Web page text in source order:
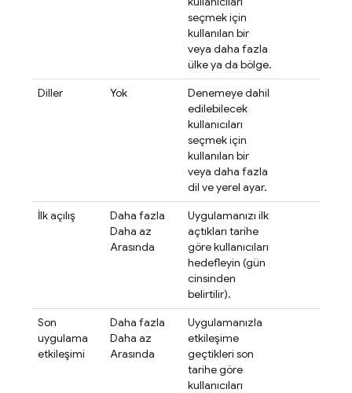
seçmek için
kullanılan bir
veya daha fazla
ülke ya da bölge.
Diller
Yok
Denemeye dahil
edilebilecek
kullanıcıları
seçmek için
kullanılan bir
veya daha fazla
dil ve yerel ayar.
İlk açılış
Daha fazla
Daha az
Arasında
Uygulamanızı ilk
açtıkları tarihe
göre kullanıcıları
hedefleyin (gün
cinsinden
belirtilir).
Son
uygulama
etkileşimi
Daha fazla
Daha az
Arasında
Uygulamanızla
etkileşime
geçtikleri son
tarihe göre
kullanıcıları